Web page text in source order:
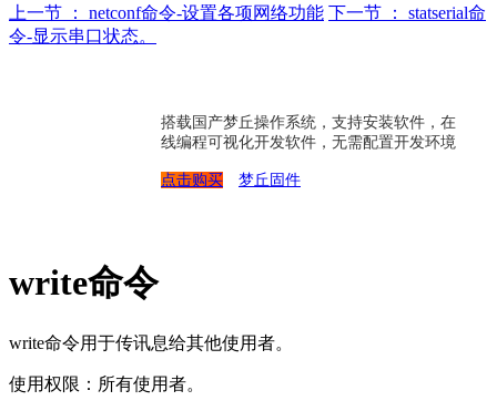
上一节 ： netconf命令-设置各项网络功能 下一节 ： statserial命
令-显示串口状态。
搭载国产梦丘操作系统，支持安装软件，在
线编程可视化开发软件，无需配置开发环境
点击购买 梦丘固件
write命令
write命令用于传讯息给其他使用者。
使用权限：所有使用者。